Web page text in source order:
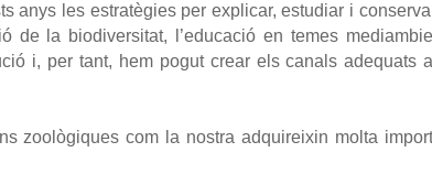
anys les estratègies per explicar, estudiar i
la biodiversitat, l’educació en temes
i, per tant, hem pogut crear els canals adequats
zoològiques com la nostra adquireixin molta